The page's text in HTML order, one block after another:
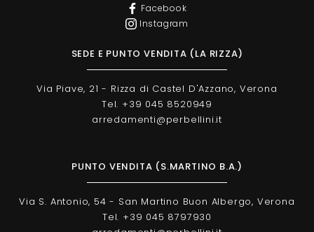
Facebook
Instagram
SEDE E PUNTO VENDITA (LA RIZZA)
Via Piave, 21 - Rizza di Castel D'Azzano, Verona
Tel. +39 045 8520949
arredamenti@perbellini.it
PUNTO VENDITA (S.MARTINO B.A.)
Via S. Antonio, 54 - San Martino Buon Albergo, Verona
Tel. +39 045 8797930